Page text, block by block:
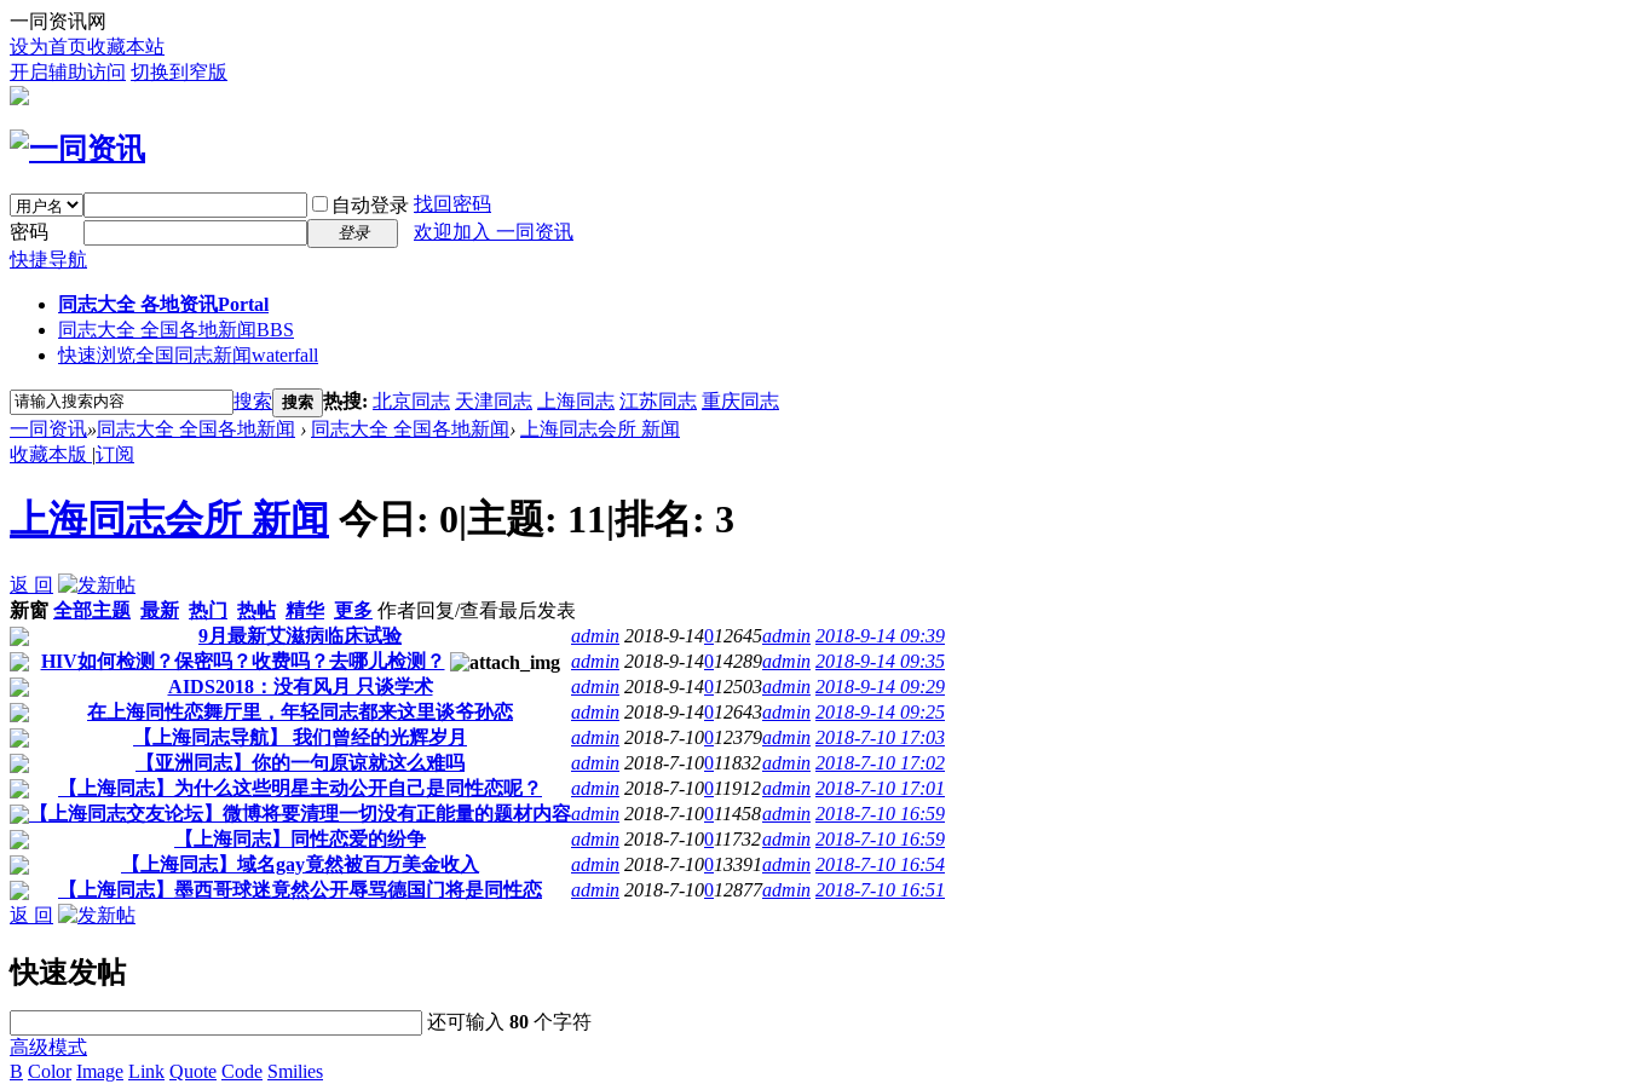
一同资讯网
设为首页收藏本站
开启辅助访问 切换到窄版
自动登录 找回密码
密码
登录
欢迎加入 一同资讯
快捷导航
同志大全 各地资讯Portal
同志大全 全国各地新闻BBS
快速浏览全国同志新闻waterfall
搜索 搜索 热搜: 北京同志 天津同志 上海同志 江苏同志 重庆同志
一同资讯»同志大全 全国各地新闻 › 同志大全 全国各地新闻›
上海同志会所 新闻
收藏本版 |订阅
上海同志会所 新闻 今日: 0|主题: 11|排名: 3
返 回
新窗 全部主题 最新 热门 热帖 精华 更多 作者回复/查看最后发表
9月最新艾滋病临床试验
admin 2018-9-14012645admin 2018-9-14 09:39
HIV如何检测？保密吗？收费吗？去哪儿检测？
admin 2018-9-14014289admin 2018-9-14 09:35
AIDS2018：没有风月 只谈学术
admin 2018-9-14012503admin 2018-9-14 09:29
在上海同性恋舞厅里，年轻同志都来这里谈爷孙恋
admin 2018-9-14012643admin 2018-9-14 09:25
【上海同志导航】 我们曾经的光辉岁月
admin 2018-7-10012379admin 2018-7-10 17:03
【亚洲同志】你的一句原谅就这么难吗
admin 2018-7-10011832admin 2018-7-10 17:02
【上海同志】为什么这些明星主动公开自己是同性恋呢？
admin 2018-7-10011912admin 2018-7-10 17:01
【上海同志交友论坛】微博将要清理一切没有正能量的题材内容admin 2018-7-10011458admin 2018-7-10 16:59
【上海同志】同性恋爱的纷争
admin 2018-7-10011732admin 2018-7-10 16:59
【上海同志】域名gay竟然被百万美金收入
admin 2018-7-10013391admin 2018-7-10 16:54
【上海同志】墨西哥球迷竟然公开辱骂德国门将是同性恋
admin 2018-7-10012877admin 2018-7-10 16:51
返 回
快速发帖
还可输入80 个字符
高级模式
B Color Image Link Quote Code Smilies